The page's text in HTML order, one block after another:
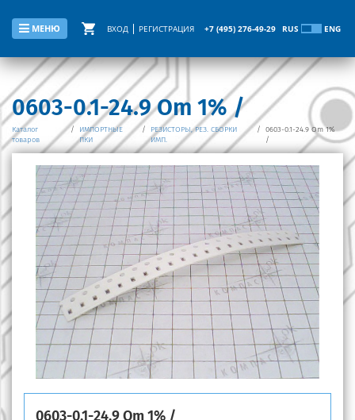
МЕНЮ ВХОД РЕГИСТРАЦИЯ +7 (495) 276-49-29 RUS ENG
0603-0.1-24.9 Om 1% /
Каталог
товаров
/
ИМПОРТНЫЕ
ПКИ
/
РЕЗИСТОРЫ, РЕЗ. СБОРКИ
ИМП.
/ 0603-0.1-24.9 Om 1%
/
0603-0.1-24.9 Om 1% /